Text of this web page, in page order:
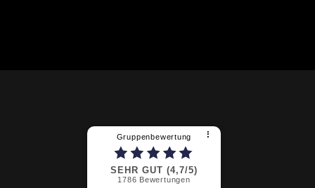
Gruppenbewertung ⠇
SEHR GUT (4,7/5)
1786 Bewertungen